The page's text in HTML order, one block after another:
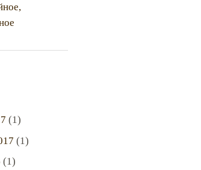
(1)
(1)
(1)